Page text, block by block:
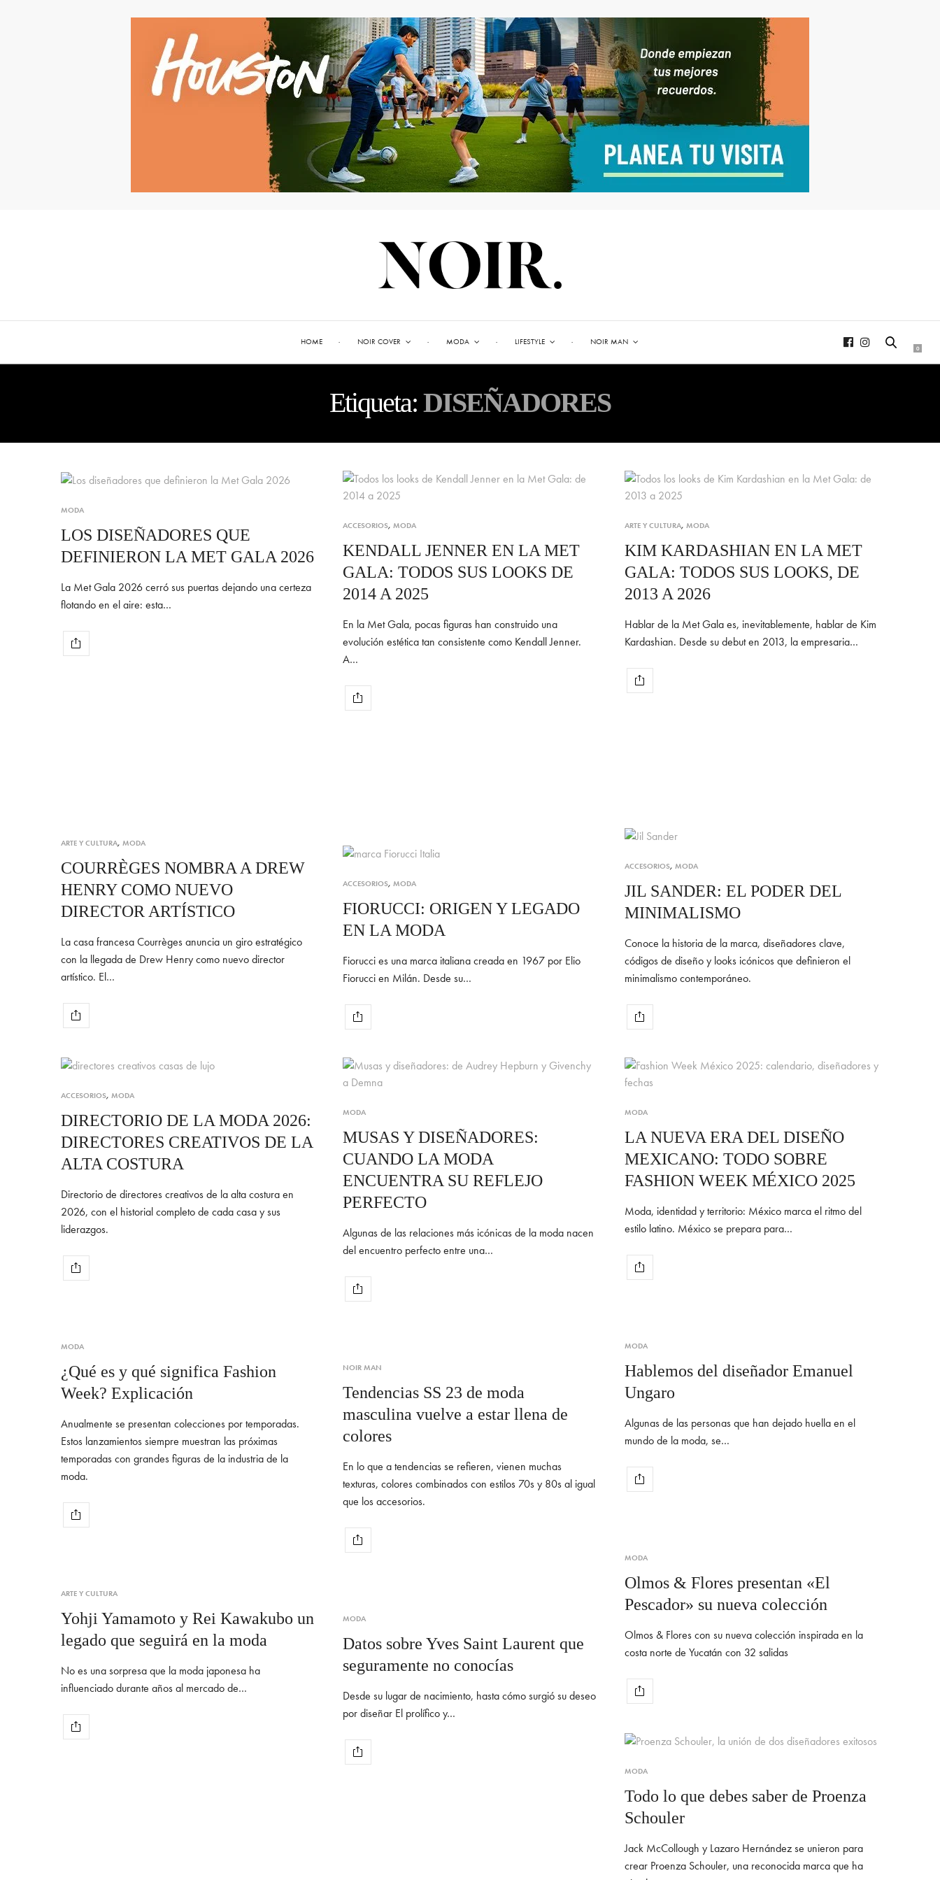
HOME NOIR COVER MODA LIFESTYLE NOIR MAN
0
Etiqueta: DISEÑADORES
MODA
LOS DISEÑADORES QUE
DEFINIERON LA MET GALA 2026
La Met Gala 2026 cerró sus puertas dejando una certeza
flotando en el aire: esta…
ACCESORIOS, MODA
KENDALL JENNER EN LA MET
GALA: TODOS SUS LOOKS DE
2014 A 2025
En la Met Gala, pocas figuras han construido una
evolución estética tan consistente como Kendall Jenner.
A…
ARTE Y CULTURA, MODA
KIM KARDASHIAN EN LA MET
GALA: TODOS SUS LOOKS, DE
2013 A 2026
Hablar de la Met Gala es, inevitablemente, hablar de Kim
Kardashian. Desde su debut en 2013, la empresaria…
ARTE Y CULTURA, MODA
COURRÈGES NOMBRA A DREW
HENRY COMO NUEVO
DIRECTOR ARTÍSTICO
La casa francesa Courrèges anuncia un giro estratégico
con la llegada de Drew Henry como nuevo director
artístico. El…
ACCESORIOS, MODA
JIL SANDER: EL PODER DEL
MINIMALISMO
Conoce la historia de la marca, diseñadores clave,
códigos de diseño y looks icónicos que definieron el
minimalismo contemporáneo.
ACCESORIOS, MODA
FIORUCCI: ORIGEN Y LEGADO
EN LA MODA
Fiorucci es una marca italiana creada en 1967 por Elio
Fiorucci en Milán. Desde su…
ACCESORIOS, MODA
DIRECTORIO DE LA MODA 2026:
DIRECTORES CREATIVOS DE LA
ALTA COSTURA
Directorio de directores creativos de la alta costura en
2026, con el historial completo de cada casa y sus
liderazgos.
MODA
MUSAS Y DISEÑADORES:
CUANDO LA MODA
ENCUENTRA SU REFLEJO
PERFECTO
Algunas de las relaciones más icónicas de la moda nacen
del encuentro perfecto entre una…
MODA
LA NUEVA ERA DEL DISEÑO
MEXICANO: TODO SOBRE
FASHION WEEK MÉXICO 2025
Moda, identidad y territorio: México marca el ritmo del
estilo latino. México se prepara para…
MODA
Hablemos del diseñador Emanuel
Ungaro
Algunas de las personas que han dejado huella en el
mundo de la moda, se…
MODA
¿Qué es y qué significa Fashion
Week? Explicación
Anualmente se presentan colecciones por temporadas.
Estos lanzamientos siempre muestran las próximas
temporadas con grandes figuras de la industria de la
moda.
NOIR MAN
Tendencias SS 23 de moda
masculina vuelve a estar llena de
colores
En lo que a tendencias se refieren, vienen muchas
texturas, colores combinados con estilos 70s y 80s al igual
que los accesorios.
MODA
Olmos & Flores presentan «El
Pescador» su nueva colección
Olmos & Flores con su nueva colección inspirada en la
costa norte de Yucatán con 32 salidas
ARTE Y CULTURA
Yohji Yamamoto y Rei Kawakubo un
legado que seguirá en la moda
No es una sorpresa que la moda japonesa ha
influenciado durante años al mercado de…
MODA
Datos sobre Yves Saint Laurent que
seguramente no conocías
Desde su lugar de nacimiento, hasta cómo surgió su deseo
por diseñar El prolífico y…
MODA
Todo lo que debes saber de Proenza
Schouler
Jack McCollough y Lazaro Hernández se unieron para
crear Proenza Schouler, una reconocida marca que ha